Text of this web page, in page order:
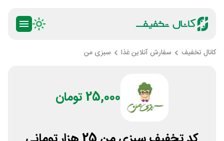
کانال تخفیف سفارش آنلاین غذا سبزی من
25,000 تومان